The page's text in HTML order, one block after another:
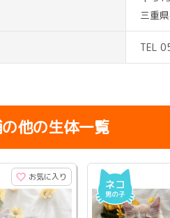
三重
TEL
他の生体一覧
お気に入り